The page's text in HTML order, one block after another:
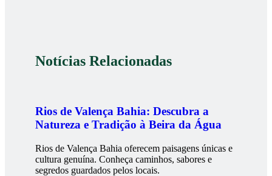
Notícias Relacionadas
Rios de Valença Bahia: Descubra a
Natureza e Tradição à Beira da Água
Rios de Valença Bahia oferecem paisagens únicas e
cultura genuína. Conheça caminhos, sabores e
segredos guardados pelos locais.